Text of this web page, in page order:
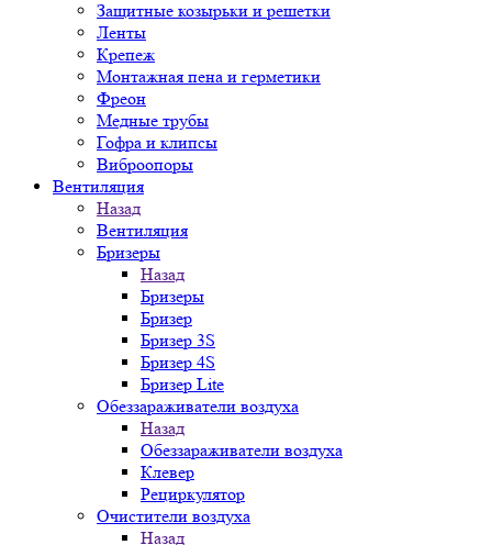
Защитные козырьки и решетки
Ленты
Крепеж
Монтажная пена и герметики
Фреон
Медные трубы
Гофра и клипсы
Виброопоры
Вентиляция
Назад
Вентиляция
Бризеры
Назад
Бризеры
Бризер
Бризер 3S
Бризер 4S
Бризер Lite
Обеззараживатели воздуха
Назад
Обеззараживатели воздуха
Клевер
Рециркулятор
Очистители воздуха
Назад